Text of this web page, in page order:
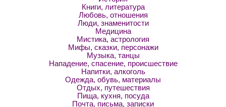
Книги, литература
Любовь, отношения
Люди, знаменитости
Медицина
Мистика, астрология
Мифы, сказки, персонажи
Музыка, танцы
Нападение, спасение, происшествие
Напитки, алкоголь
Одежда, обувь, материалы
Отдых, путешествия
Пища, кухня, посуда
Почта, письма, записки